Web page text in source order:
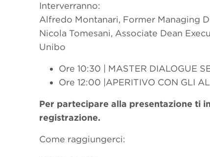
Interverranno:
Alfredo Montanari, Former Managing
Nicola Tomesani, Associate Dean
Unibo
Ore 10:30 | MASTER DIALOGUE
Ore 12:00 |APERITIVO CON GLI
Per partecipare alla presentazione ti
registrazione.
Come raggiungerci: